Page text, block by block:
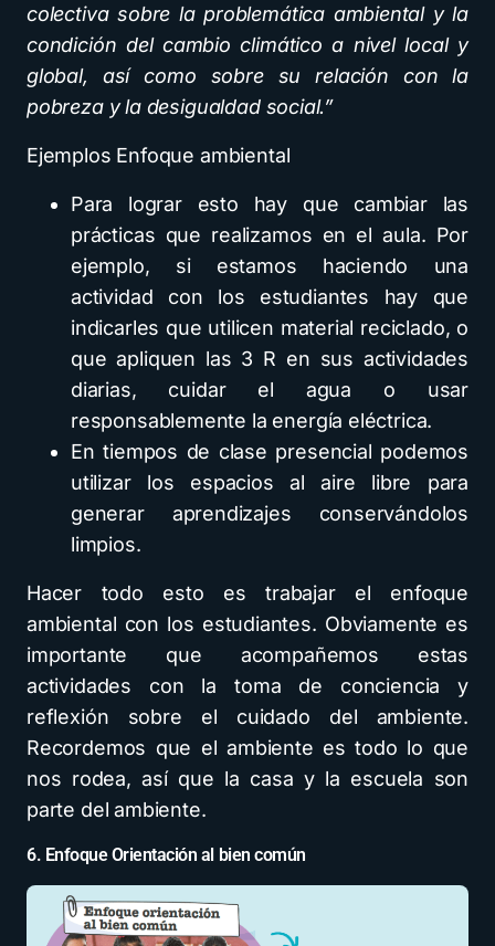
colectiva sobre la problemática ambiental y la
condición del cambio climático a nivel local y
global, así como sobre su relación con la
pobreza y la desigualdad social.”
Ejemplos Enfoque ambiental
Para lograr esto hay que cambiar las
prácticas que realizamos en el aula. Por
ejemplo, si estamos haciendo una
actividad con los estudiantes hay que
indicarles que utilicen material reciclado, o
que apliquen las 3 R en sus actividades
diarias, cuidar el agua o usar
responsablemente la energía eléctrica.
En tiempos de clase presencial podemos
utilizar los espacios al aire libre para
generar aprendizajes conservándolos
limpios.
Hacer todo esto es trabajar el enfoque
ambiental con los estudiantes. Obviamente es
importante que acompañemos estas
actividades con la toma de conciencia y
reflexión sobre el cuidado del ambiente.
Recordemos que el ambiente es todo lo que
nos rodea, así que la casa y la escuela son
parte del ambiente.
6. Enfoque Orientación al bien común